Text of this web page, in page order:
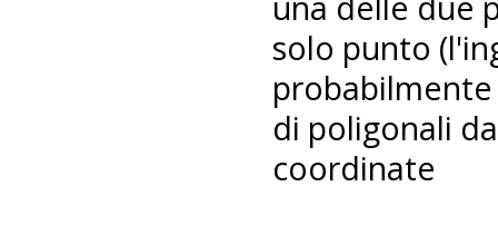
solo punto
di poligonali
coordinate